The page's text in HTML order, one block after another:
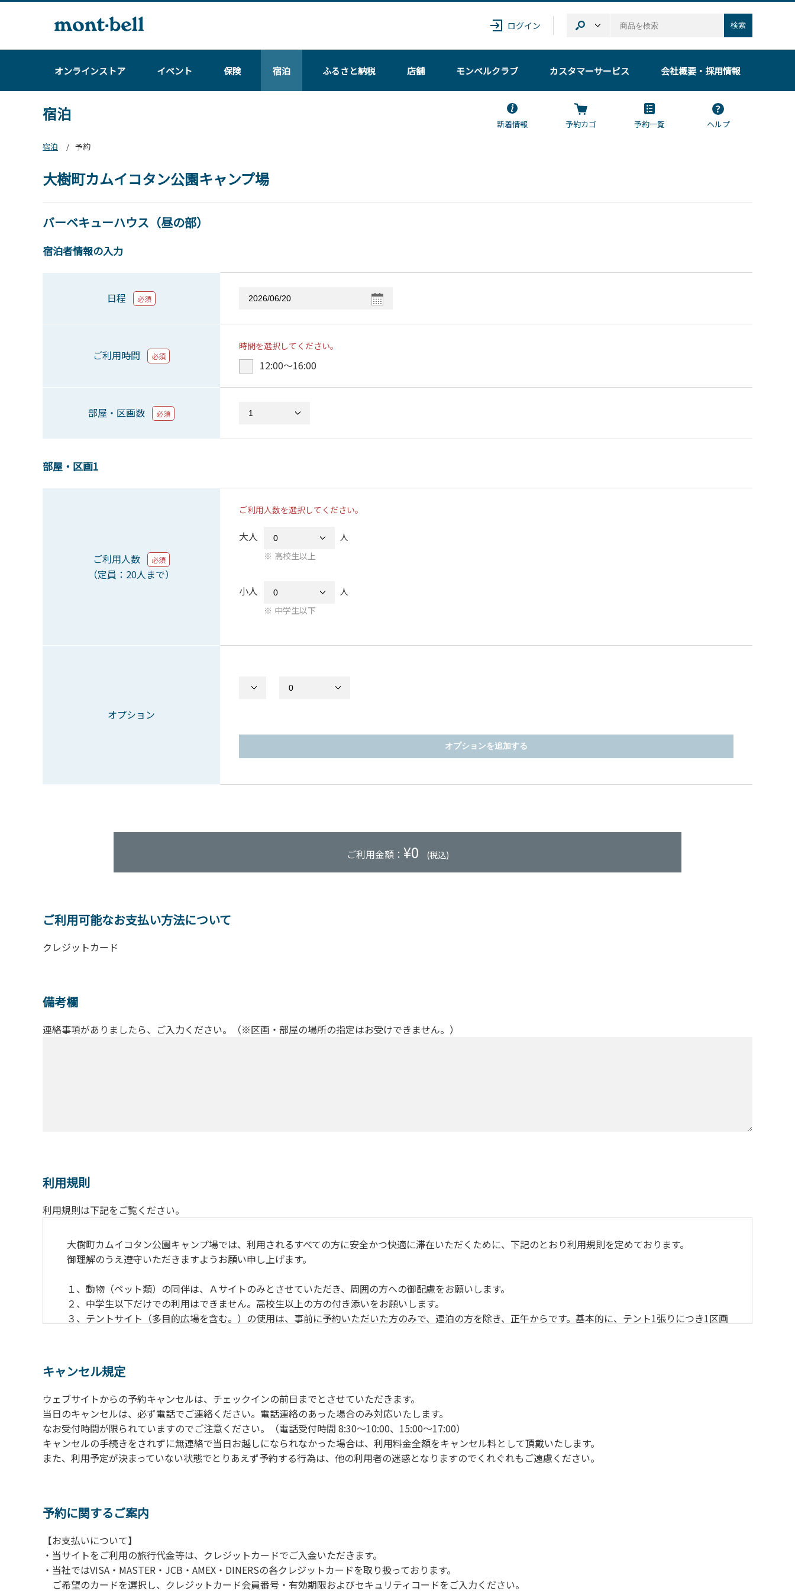
ログイン 検索
オンラインストア イベント 保険 宿泊 ふるさと納税 店舗 モンベルクラブ カスタマーサービス 会社概要・採用情報
宿泊
新着情報 予約カゴ 予約一覧
ヘルプ
宿泊
予約
大樹町カムイコタン公園キャンプ場
バーベキューハウス（昼の部）
宿泊者情報の入力
日程 必須
ご利用時間 必須
時間を選択してください。
12:00〜16:00
部屋・区画数 必須
部屋・区画1
ご利用人数 必須
（定員：20人まで）
ご利用人数を選択してください。
大人
人
高校生以上
小人
人
中学生以下
オプション
オプションを追加する
ご利用金額： ¥0 (税込)
ご利用可能なお支払い方法について
クレジットカード
備考欄
連絡事項がありましたら、ご入力ください。（※区画・部屋の場所の指定はお受けできません。）
利用規則
利用規則は下記をご覧ください。
大樹町カムイコタン公園キャンプ場では、利用されるすべての方に安全かつ快適に滞在いただくために、下記のとおり利用規則を定めております。
御理解のうえ遵守いただきますようお願い申し上げます。
１、動物（ペット類）の同伴は、Ａサイトのみとさせていただき、周囲の方への御配慮をお願いします。
２、中学生以下だけでの利用はできません。高校生以上の方の付き添いをお願いします。
３、テントサイト（多目的広場を含む。）の使用は、事前に予約いただいた方のみで、連泊の方を除き、正午からです。基本的に、テント1張りにつき1区画
４、車両は、荷物の積み下ろし時以外は、駐車場にとめてください。
５、チェックアウトは、午前10時まで（日帰り使用の場合は午後5時まで）です。チェックインの手続きを行っていない方や使用人数が増えた場合は、必ず
手続きを行ってください。
６、ゴミは分別されたもののみ回収します。午前8時30分から午前10時までの間にゴミステーションに出してください。日帰り使用の方及び午前７時30分前
にチェックアウトする方は、お持ち帰りをお願いします。
【禁止事項】
カラオケ、発電機、地面での直火による焚き火、キャンプファイヤー、打ち上げ式花火、テントサウナの設置
当キャンプ場のそばを流れる歴舟川は、上流で雨が降ると短時間で増水し、川原で遊んでいると大変危険な状態になりやすく、過去にも増水により人が流
（１）川原にテントやタープを張らない。
（２）雨が降ったときは川原で遊ばない。
（３）カムイコタン公園キャンプ場で雨が降らなくても、上流で雨が降り急に増水することがあるので、水の濁りに注意し、濁り始めたときには直ちに川原
での遊びを中止する。
キャンセル規定
ウェブサイトからの予約キャンセルは、チェックインの前日までとさせていただきます。
当日のキャンセルは、必ず電話でご連絡ください。電話連絡のあった場合のみ対応いたします。
なお受付時間が限られていますのでご注意ください。（電話受付時間 8:30～10:00、15:00～17:00）
キャンセルの手続きをされずに無連絡で当日お越しになられなかった場合は、利用料金全額をキャンセル料として頂戴いたします。
また、利用予定が決まっていない状態でとりあえず予約する行為は、他の利用者の迷惑となりますのでくれぐれもご遠慮ください。
予約に関するご案内
【お支払いについて】
・当サイトをご利用の旅行代金等は、クレジットカードでご入金いただきます。
・当社ではVISA・MASTER・JCB・AMEX・DINERSの各クレジットカードを取り扱っております。
ご希望のカードを選択し、クレジットカード会員番号・有効期限およびセキュリティコードをご入力ください。